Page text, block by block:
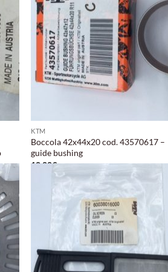
KTM
Boccola 42x44x20 cod. 43570617 –
guide bushing
10,00€
alla lista
desideri